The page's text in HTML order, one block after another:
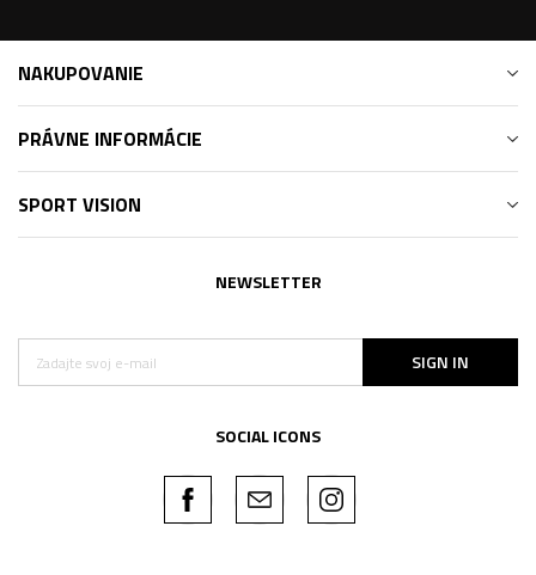
NAKUPOVANIE
PRÁVNE INFORMÁCIE
SPORT VISION
NEWSLETTER
SIGN IN
SOCIAL ICONS